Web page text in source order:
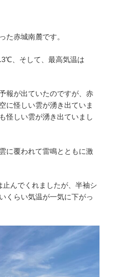
た赤城南麓です。
、そして、最高気温は
報が出ていたのですが、赤
に怪しい雲が湧き出ていま
怪しい雲が湧き出ていまし
に覆われて雷鳴とともに激
んでくれましたが、半袖シ
くらい気温が一気に下がっ